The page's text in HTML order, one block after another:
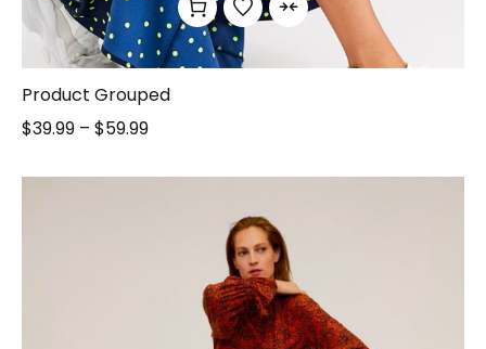
Product Grouped
$39.99 – $59.99